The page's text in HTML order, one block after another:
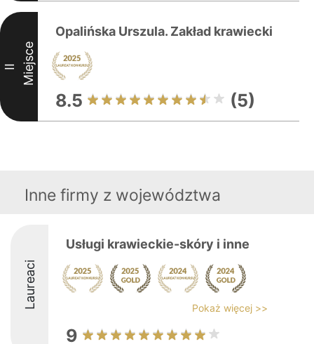
II Miejsce
Opalińska Urszula. Zakład krawiecki
8.5 (5)
Inne firmy z województwa
Laureaci
Usługi krawieckie-skóry i inne
Pokaż więcej >>
9